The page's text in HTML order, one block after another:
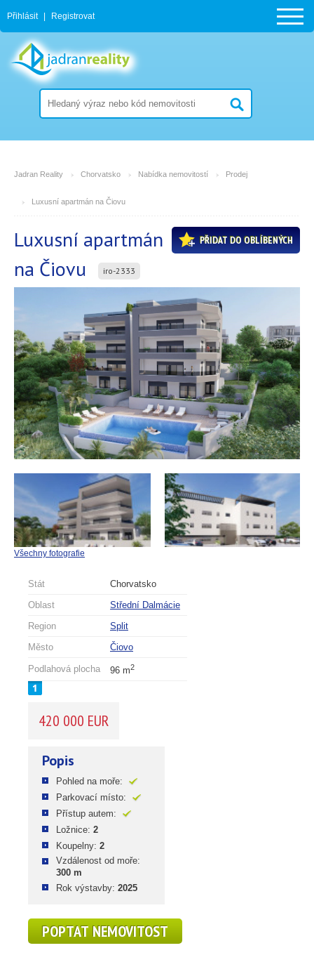
Přihlásit Registrovat
Jadran Reality Chorvatsko Nabídka nemovitostí Prodej
Luxusní apartmán na Čiovu
PŘIDAT DO OBLÍBENÝCH
Luxusní apartmán
na Čiovu
iro-2333
Všechny fotografie
Stát
Chorvatsko
Oblast
Střední Dalmácie
Region
Split
Město
Čiovo
Podlahová plocha 96 m2
420 000 EUR
Popis
Pohled na moře:
Parkovací místo:
Přístup autem:
Ložnice: 2
Koupelny: 2
Vzdálenost od moře:
300 m
Rok výstavby: 2025
POPTAT NEMOVITOST